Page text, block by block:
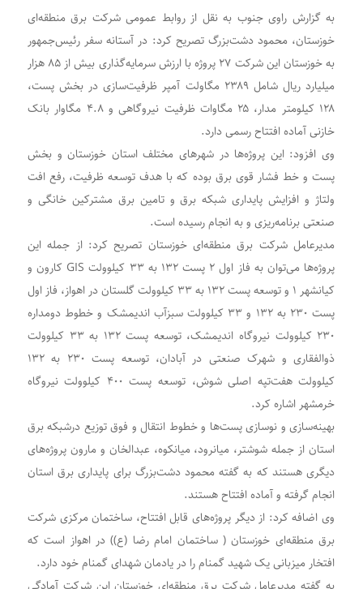
به گزارش راوی جنوب به نقل از روابط عمومی شرکت برق منطقه‌ای
خوزستان، محمود دشت‌بزرگ تصریح کرد: در آستانه سفر رئیس‌جمهور
به خوزستان این شرکت ۲۷ پروژه با ارزش سرمایه‌گذاری بیش از ۸۵ هزار
میلیارد ریال شامل ۲۳۸۹ مگاولت آمپر ظرفیت‌سازی در بخش پست،
۱۲۸ کیلومتر مدار، ۲۵ مگاوات ظرفیت نیروگاهی و ۴.۸ مگاوار بانک
خازنی آماده افتتاح رسمی دارد.
وی افزود: این پروژه‌ها در شهرهای مختلف استان خوزستان و بخش‌
پست و خط فشار قوی برق بوده که با هدف توسعه ظرفیت، رفع افت
ولتاژ و افزایش پایداری شبکه برق و تامین برق مشترکین خانگی و
صنعتی برنامه‌ریزی و به انجام رسیده است.
مدیرعامل شرکت برق منطقه‌ای خوزستان تصریح کرد: از جمله این
پروژه‌ها می‌توان به فاز اول ۲ پست ۱۳۲ به ۳۳ کیلوولت GIS کارون و
کیانشهر ۱ و توسعه پست ۱۳۲ به ۳۳ کیلوولت گلستان در اهواز، فاز اول
پست ۲۳۰ به ۱۳۲ و ۳۳ کیلوولت سبزآب اندیمشک و خطوط دومداره
۲۳۰ کیلوولت نیروگاه اندیمشک، توسعه پست ۱۳۲ به ۳۳ کیلوولت
ذوالفقاری و شهرک صنعتی در آبادان، توسعه پست ۲۳۰ به ۱۳۲
کیلوولت هفت‌تپه اصلی شوش، توسعه پست ۴۰۰ کیلوولت نیروگاه
خرمشهر اشاره کرد.
بهینه‌سازی و نوسازی پست‌ها و خطوط انتقال و فوق توزیع درشبکه برق
استان از جمله شوشتر، میانرود، میانکوه، عبدالخان و مارون پروژه‌های
دیگری هستند که به گفته ‌محمود دشت‌بزرگ برای پایداری برق استان
انجام گرفته و آماده افتتاح هستند.
وی اضافه کرد: از دیگر پروژه‌های قابل افتتاح، ساختمان مرکزی شرکت
برق منطقه‌ای خوزستان ( ساختمان امام رضا (ع)) در اهواز است که
افتخار میزبانی یک شهید گمنام را در یادمان شهدای گمنام خود دارد.